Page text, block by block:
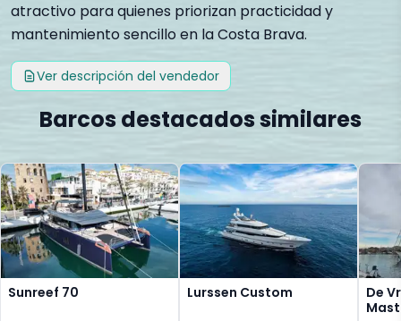
atractivo para quienes priorizan practicidad y
mantenimiento sencillo en la Costa Brava.
Ver descripción del vendedor
Barcos destacados similares
Sunreef 70 Lurssen Custom
De